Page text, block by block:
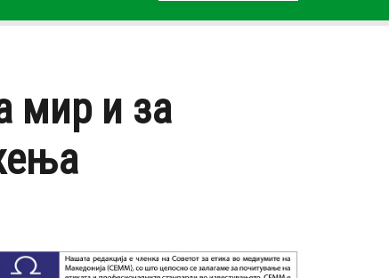
мир и за